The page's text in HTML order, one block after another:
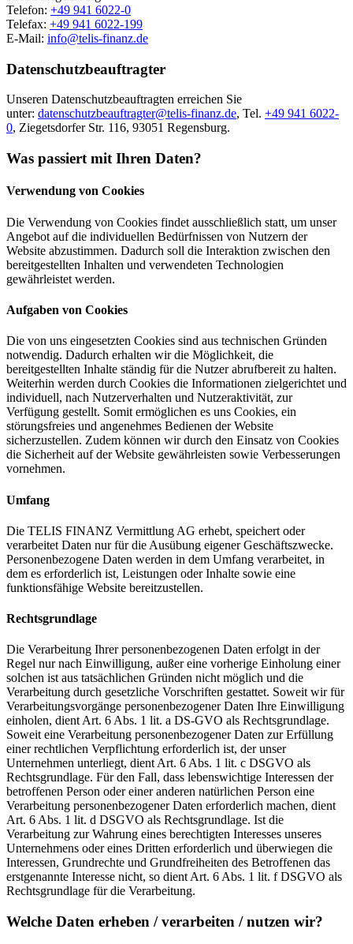
Telefon: +49 941 6022-0
Telefax: +49 941 6022-199
E-Mail: info@telis-finanz.de
Datenschutzbeauftragter
Unseren Datenschutzbeauftragten erreichen Sie
unter: datenschutzbeauftragter@telis-finanz.de, Tel. +49 941 6022-
0, Ziegetsdorfer Str. 116, 93051 Regensburg.
Was passiert mit Ihren Daten?
Verwendung von Cookies
Die Verwendung von Cookies findet ausschließlich statt, um unser
Angebot auf die individuellen Bedürfnissen von Nutzern der
Website abzustimmen. Dadurch soll die Interaktion zwischen den
bereitgestellten Inhalten und verwendeten Technologien
gewährleistet werden.
Aufgaben von Cookies
Die von uns eingesetzten Cookies sind aus technischen Gründen
notwendig. Dadurch erhalten wir die Möglichkeit, die
bereitgestellten Inhalte ständig für die Nutzer abrufbereit zu halten.
Weiterhin werden durch Cookies die Informationen zielgerichtet und
individuell, nach Nutzerverhalten und Nutzeraktivität, zur
Verfügung gestellt. Somit ermöglichen es uns Cookies, ein
störungsfreies und angenehmes Bedienen der Website
sicherzustellen. Zudem können wir durch den Einsatz von Cookies
die Sicherheit auf der Website gewährleisten sowie Verbesserungen
vornehmen.
Umfang
Die TELIS FINANZ Vermittlung AG erhebt, speichert oder
verarbeitet Daten nur für die Ausübung eigener Geschäftszwecke.
Personenbezogene Daten werden in dem Umfang verarbeitet, in
dem es erforderlich ist, Leistungen oder Inhalte sowie eine
funktionsfähige Website bereitzustellen.
Rechtsgrundlage
Die Verarbeitung Ihrer personenbezogenen Daten erfolgt in der
Regel nur nach Einwilligung, außer eine vorherige Einholung einer
solchen ist aus tatsächlichen Gründen nicht möglich und die
Verarbeitung durch gesetzliche Vorschriften gestattet. Soweit wir für
Verarbeitungsvorgänge personenbezogener Daten Ihre Einwilligung
einholen, dient Art. 6 Abs. 1 lit. a DS-GVO als Rechtsgrundlage.
Soweit eine Verarbeitung personenbezogener Daten zur Erfüllung
einer rechtlichen Verpflichtung erforderlich ist, der unser
Unternehmen unterliegt, dient Art. 6 Abs. 1 lit. c DSGVO als
Rechtsgrundlage. Für den Fall, dass lebenswichtige Interessen der
betroffenen Person oder einer anderen natürlichen Person eine
Verarbeitung personenbezogener Daten erforderlich machen, dient
Art. 6 Abs. 1 lit. d DSGVO als Rechtsgrundlage. Ist die
Verarbeitung zur Wahrung eines berechtigten Interesses unseres
Unternehmens oder eines Dritten erforderlich und überwiegen die
Interessen, Grundrechte und Grundfreiheiten des Betroffenen das
erstgenannte Interesse nicht, so dient Art. 6 Abs. 1 lit. f DSGVO als
Rechtsgrundlage für die Verarbeitung.
Welche Daten erheben / verarbeiten / nutzen wir?